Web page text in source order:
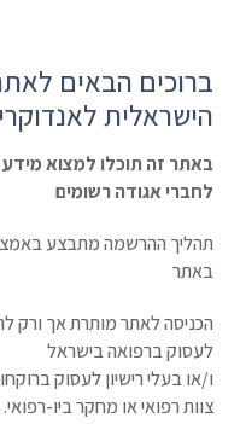
הרשמה ועדכון נתונים
ראשי » אירוע »
WCO-IOF-ESCEO
WCO-IOF-ESCEO
תאריך/זמן
26/04/2021 - 29/04/2021
קטגוריות: אירועים
ברוכים הבאים
הישראלית
באתר זה תוכלו למצוא
לחברי אגודה רשומים
תהליך ההרשמה מתבצע
באתר
הכניסה לאתר מותרת אך ורק
לעסוק ברפואה בישראל
ו/או בעלי רישיון לעסוק
צוות רפואי או מחקר ביו-רפואי.